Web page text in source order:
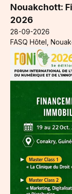
Nouakchott:
2026
28-09-2026
FASQ Hôtel,